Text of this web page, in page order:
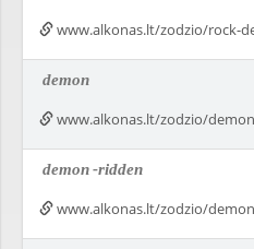
www.alkonas.lt/zodzio/rock-
demon
www.alkonas.lt/zodzio/
demon-ridden
www.alkonas.lt/zodzio/